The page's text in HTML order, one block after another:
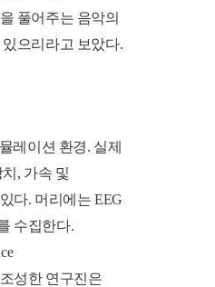
풀어주는 음악의
으리라고 보았다.
레이션 환경. 실제
, 가속 및
다. 머리에는 EEG
수집한다.
성한 연구진은